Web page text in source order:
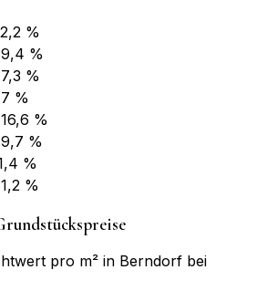
%
%
%
%
%
%
%
%
pro m² in Berndorf bei